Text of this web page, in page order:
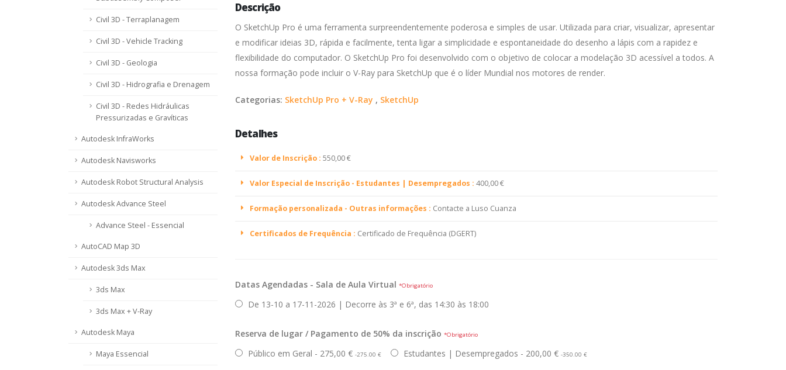
Civil 3D - Terraplanagem
Civil 3D - Vehicle Tracking
Civil 3D - Geologia
Civil 3D - Hidrografia e Drenagem
Civil 3D - Redes Hidráulicas
Pressurizadas e Gravíticas
Autodesk InfraWorks
Autodesk Navisworks
Autodesk Robot Structural Analysis
Autodesk Advance Steel
Advance Steel - Essencial
AutoCAD Map 3D
Autodesk 3ds Max
3ds Max
3ds Max + V-Ray
Autodesk Maya
Maya Essencial
Descrição
O SketchUp Pro é uma ferramenta surpreendentemente poderosa e simples de usar. Utilizada para criar, visualizar, apresentar
e modificar ideias 3D, rápida e facilmente, tenta ligar a simplicidade e espontaneidade do desenho a lápis com a rapidez e
flexibilidade do computador. O SketchUp Pro foi desenvolvido com o objetivo de colocar a modelação 3D acessível a todos. A
nossa formação pode incluir o V-Ray para SketchUp que é o líder Mundial nos motores de render.
Categorias: SketchUp Pro + V-Ray , SketchUp
Detalhes
Valor de Inscrição : 550,00 €
Valor Especial de Inscrição - Estudantes | Desempregados : 400,00 €
Formação personalizada - Outras informações : Contacte a Luso Cuanza
Certificados de Frequência : Certificado de Frequência (DGERT)
Datas Agendadas - Sala de Aula Virtual *Obrigatório
De 13-10 a 17-11-2026 | Decorre às 3ª e 6ª, das 14:30 às 18:00
Reserva de lugar / Pagamento de 50% da inscrição *Obrigatório
Público em Geral - 275,00 € -275.00 € Estudantes | Desempregados - 200,00 € -350.00 €